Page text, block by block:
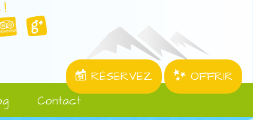
!
RÉSERVEZ
OFFRIR
Contact